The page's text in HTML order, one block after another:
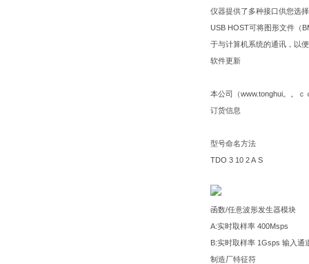
仪器提供了多种接口供您选
USB HOST可将图形文件（
于与计算机系统的通讯，以
软件更新
本公司（www.tonghui。。
订货信息
型号命名方法
TDO 3 10 2 A S
函数/任意波形发生器模块
A:实时取样率 400Msps
B:实时取样率 1Gsps 输入通
制造厂特征符